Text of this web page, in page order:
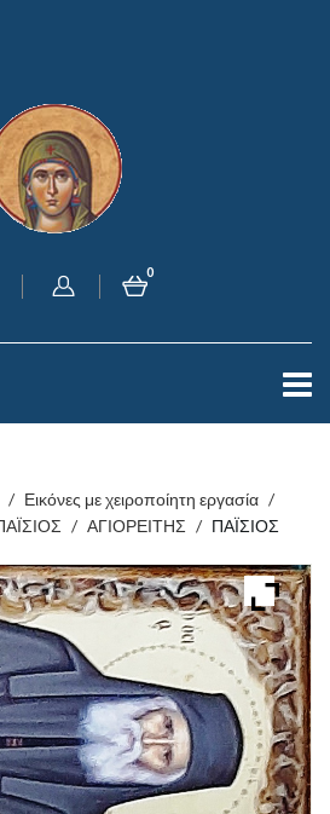
0
/ Εικόνες με χειροποίητη εργασία /
/ ΑΓΙΟΡΕΙΤΗΣ / ΠΑΪΣΙΟΣ